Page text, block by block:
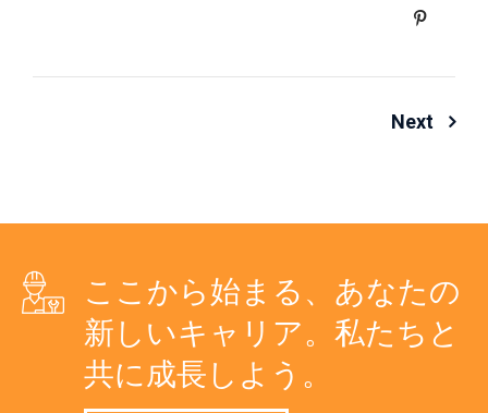
ナ
ゲ
Next
ここから始まる、あなたの
新しいキャリア。私たちと
共に成長しよう。